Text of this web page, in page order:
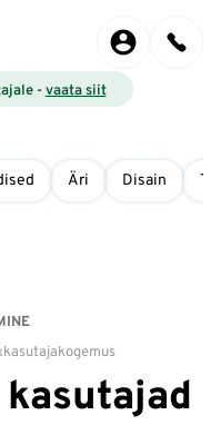
-vaata siit
Äri Disain
kasutajakogemus